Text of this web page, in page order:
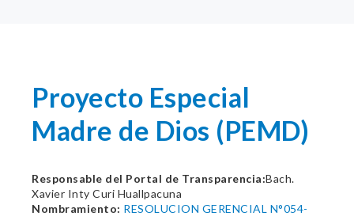
Proyecto Especial
Madre de Dios (PEMD)
Responsable del Portal de Transparencia:Bach.
Xavier Inty Curi Huallpacuna
Nombramiento: RESOLUCION GERENCIAL N°054-